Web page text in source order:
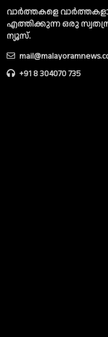
വാര്‍ത്തകളെ
എത്തിക്കുന്ന ഒരു
ന്യൂസ്‌.
+91 8 304070 735